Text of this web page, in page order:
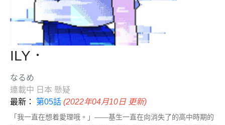
ILY．
なるめ
連載中 日本 懸疑
最新： 第05話 (2022年04月10日 更新)
「我一直在想着愛理哦。」——基生一直在向消失了的高中時期的